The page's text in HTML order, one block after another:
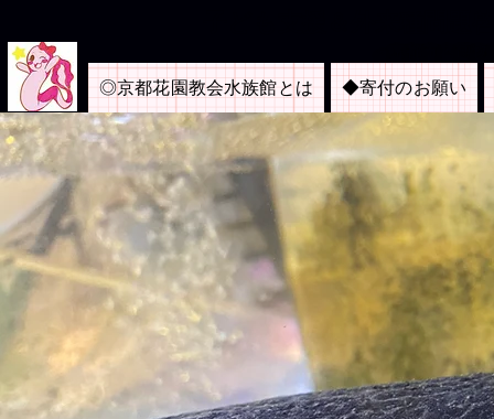
◎京都花園教会水族館とは ◆寄付のお願い